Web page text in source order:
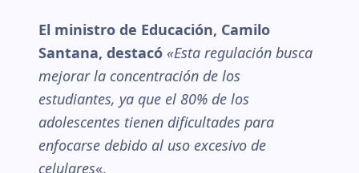
El ministro de Educación, Camilo
Santana, destacó «Esta regulación busca
mejorar la concentración de los
estudiantes, ya que el 80% de los
adolescentes tienen dificultades para
enfocarse debido al uso excesivo de
celulares«.